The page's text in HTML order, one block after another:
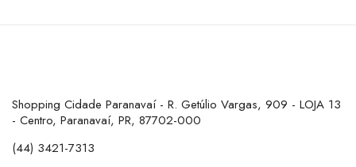
Shopping Cidade Paranavaí - R. Getúlio Vargas, 909 - LOJA 13
- Centro, Paranavaí, PR, 87702-000
(44) 3421-7313